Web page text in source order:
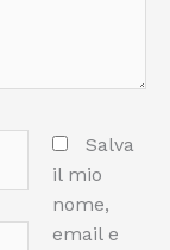
Salva
il mio
nome,
email e